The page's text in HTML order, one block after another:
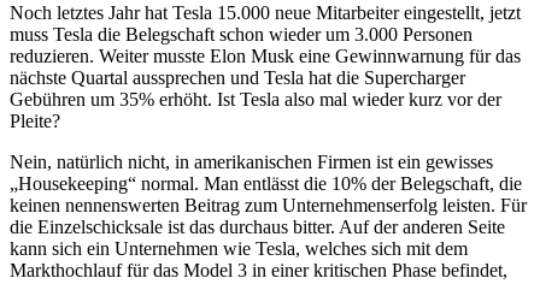
Noch letztes Jahr hat Tesla 15.000 neue Mitarbeiter eingestellt, jetzt
muss Tesla die Belegschaft schon wieder um 3.000 Personen
reduzieren. Weiter musste Elon Musk eine Gewinnwarnung für das
nächste Quartal aussprechen und Tesla hat die Supercharger
Gebühren um 35% erhöht. Ist Tesla also mal wieder kurz vor der
Pleite?
Nein, natürlich nicht, in amerikanischen Firmen ist ein gewisses
„Housekeeping“ normal. Man entlässt die 10% der Belegschaft, die
keinen nennenswerten Beitrag zum Unternehmenserfolg leisten. Für
die Einzelschicksale ist das durchaus bitter. Auf der anderen Seite
kann sich ein Unternehmen wie Tesla, welches sich mit dem
Markthochlauf für das Model 3 in einer kritischen Phase befindet,